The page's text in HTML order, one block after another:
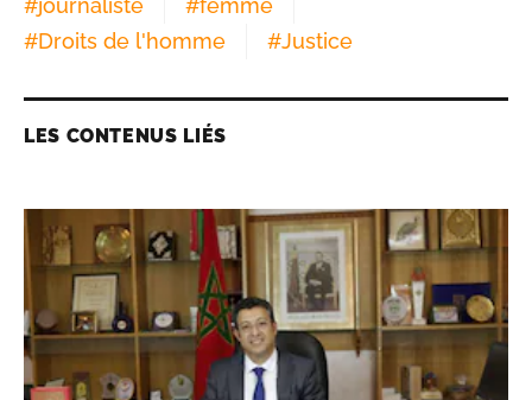
#journaliste #femme
#Droits de l'homme #Justice
LES CONTENUS LIÉS